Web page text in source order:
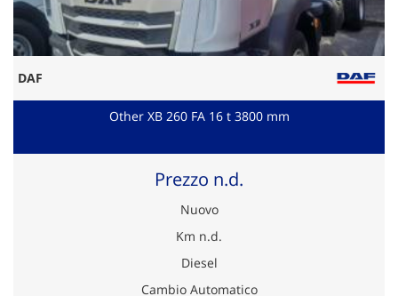
DAF
Other XB 260 FA 16 t 3800 mm
Prezzo n.d.
Nuovo
Km n.d.
Diesel
Cambio Automatico